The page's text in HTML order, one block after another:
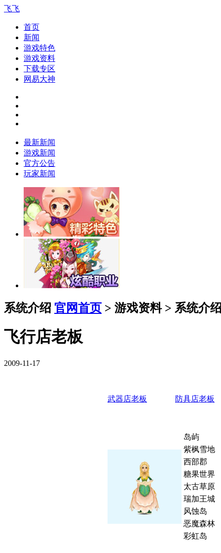
飞飞
首页
新闻
游戏特色
游戏资料
下载专区
网易大神
最新新闻
游戏新闻
官方公告
玩家新闻
系统介绍 官网首页 > 游戏资料 > 系统介
飞行店老板
2009-11-17
武器店老板 防具店老板
岛屿
紫枫雪地
西部郡
糖果世界
太古草原
瑞加王城
风蚀岛
恶魔森林
彩虹岛